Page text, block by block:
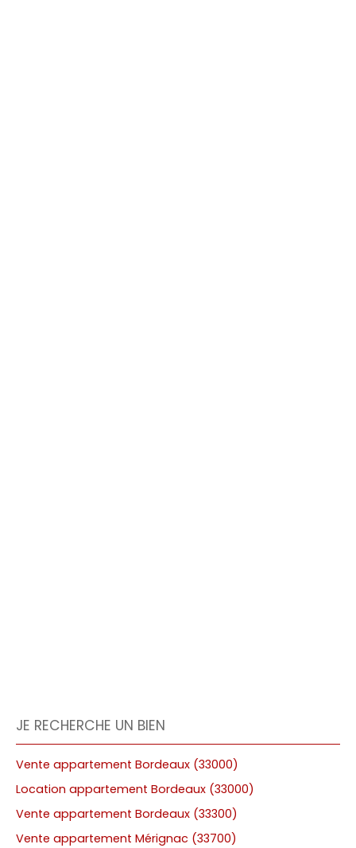
JE RECHERCHE UN BIEN
Vente appartement Bordeaux (33000)
Location appartement Bordeaux (33000)
Vente appartement Bordeaux (33300)
Vente appartement Mérignac (33700)